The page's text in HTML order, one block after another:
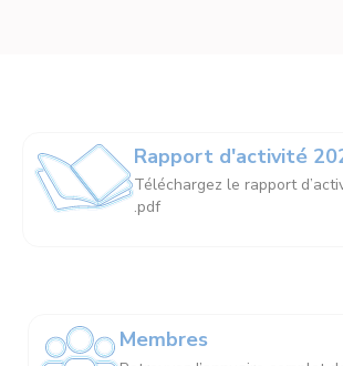
Rapport d'activité
Téléchargez le rapport
.pdf
Membres